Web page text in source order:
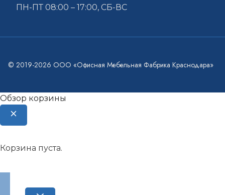
ПН-ПТ 08:00 – 17:00, СБ-ВС
© 2019-2026 ООО «Офисная Мебельная Фабрика Краснодара»
Обзор корзины
Корзина пуста.